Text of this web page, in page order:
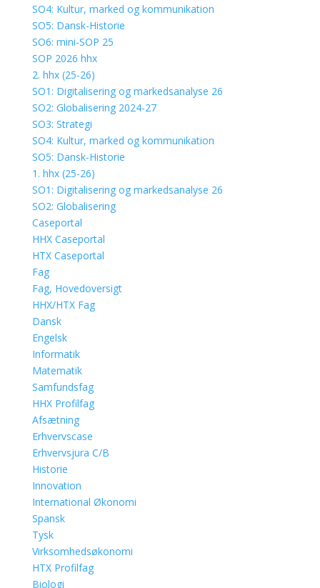
SO4: Kultur, marked og kommunikation
SO5: Dansk-Historie
SO6: mini-SOP 25
SOP 2026 hhx
2. hhx (25-26)
SO1: Digitalisering og markedsanalyse 26
SO2: Globalisering 2024-27
SO3: Strategi
SO4: Kultur, marked og kommunikation
SO5: Dansk-Historie
1. hhx (25-26)
SO1: Digitalisering og markedsanalyse 26
SO2: Globalisering
Caseportal
HHX Caseportal
HTX Caseportal
Fag
Fag, Hovedoversigt
HHX/HTX Fag
Dansk
Engelsk
Informatik
Matematik
Samfundsfag
HHX Profilfag
Afsætning
Erhvervscase
Erhvervsjura C/B
Historie
Innovation
International Økonomi
Spansk
Tysk
Virksomhedsøkonomi
HTX Profilfag
Biologi